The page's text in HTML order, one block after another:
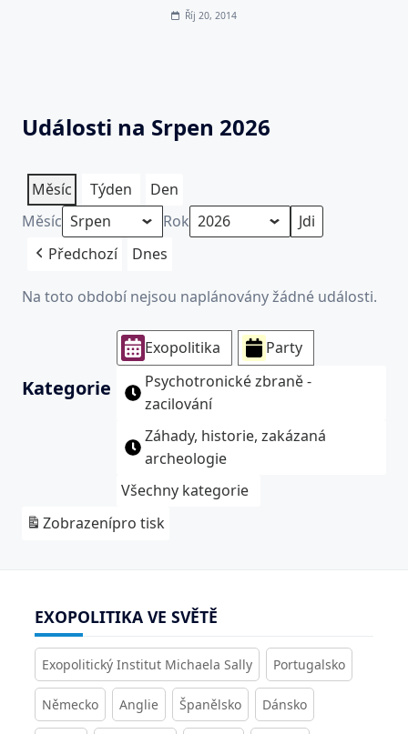
Říj 20, 2014
Události na Srpen 2026
Měsíc Týden
Den
Měsíc
Rok
Předchozí
Dnes
Na toto období nejsou naplánovány žádné události.
Kategorie
Exopolitika
Party
Psychotronické zbraně -
zacilování
Záhady, historie, zakázaná
archeologie
Všechny kategorie
Zobrazenípro tisk
EXOPOLITIKA VE SVĚTĚ
Exopolitický Institut Michaela Sally Portugalsko
Německo Anglie Španělsko Dánsko